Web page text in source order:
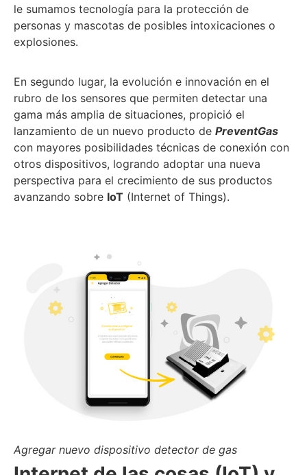
le sumamos tecnología para la protección de
personas y mascotas de posibles intoxicaciones o
explosiones.
En segundo lugar, la evolución e innovación en el
rubro de los sensores que permiten detectar una
gama más amplia de situaciones, propició el
lanzamiento de un nuevo producto de PreventGas
con mayores posibilidades técnicas de conexión con
otros dispositivos, logrando adoptar una nueva
perspectiva para el crecimiento de sus productos
avanzando sobre IoT (Internet of Things).
Agregar nuevo dispositivo detector de gas